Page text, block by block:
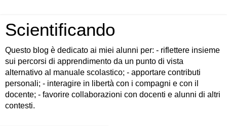
Scientificando
Questo blog è dedicato ai miei alunni per: - riflettere insieme
sui percorsi di apprendimento da un punto di vista
alternativo al manuale scolastico; - apportare contributi
personali; - interagire in libertà con i compagni e con il
docente; - favorire collaborazioni con docenti e alunni di altri
contesti.